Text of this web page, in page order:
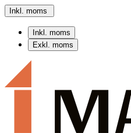
Inkl. moms
Inkl. moms
Exkl. moms